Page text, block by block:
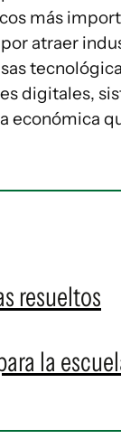
más
atraer
digitales,
resueltos
la